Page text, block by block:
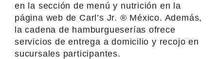
en la sección de menú y nutrición en la
página web de Carl’s Jr. ® México. Además,
la cadena de hamburgueserías ofrece
servicios de entrega a domicilio y recojo en
sucursales participantes.